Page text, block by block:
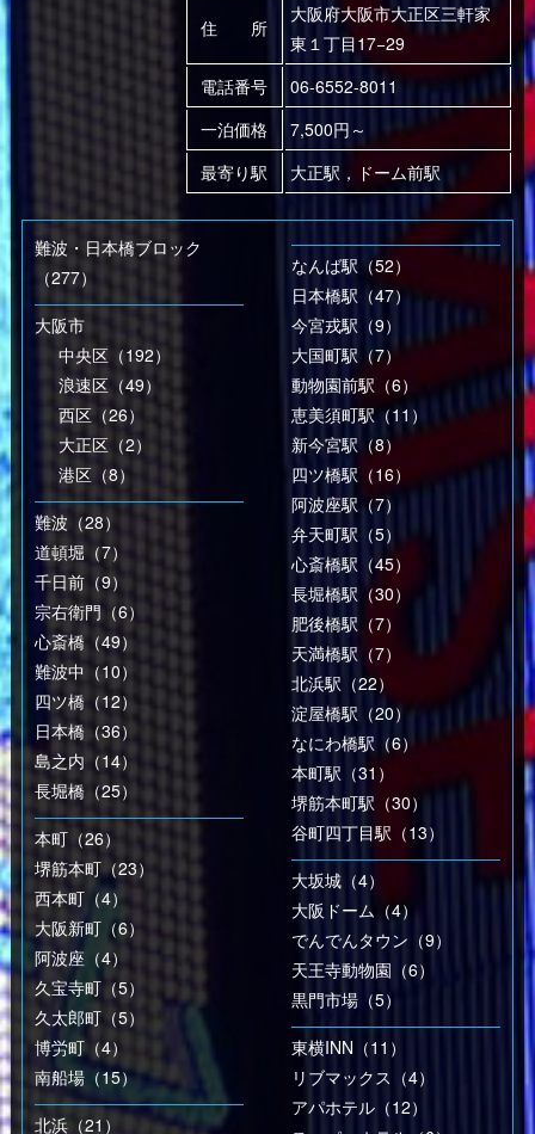
住 所
大阪府大阪市大正区三軒家
東１丁目17−29
電話番号
06-6552-8011
一泊価格
7,500円～
最寄り駅
大正駅，ドーム前駅
難波・日本橋ブロック
（277）
大阪市
中央区（192）
浪速区（49）
西区（26）
大正区（2）
港区（8）
難波（28）
道頓堀（7）
千日前（9）
宗右衛門（6）
心斎橋（49）
難波中（10）
四ツ橋（12）
日本橋（36）
島之内（14）
長堀橋（25）
本町（26）
堺筋本町（23）
西本町（4）
大阪新町（6）
阿波座（4）
久宝寺町（5）
久太郎町（5）
博労町（4）
南船場（15）
北浜（21）
なんば駅（52）
日本橋駅（47）
今宮戎駅（9）
大国町駅（7）
動物園前駅（6）
恵美須町駅（11）
新今宮駅（8）
四ツ橋駅（16）
阿波座駅（7）
弁天町駅（5）
心斎橋駅（45）
長堀橋駅（30）
肥後橋駅（7）
天満橋駅（7）
北浜駅（22）
淀屋橋駅（20）
なにわ橋駅（6）
本町駅（31）
堺筋本町駅（30）
谷町四丁目駅（13）
大坂城（4）
大阪ドーム（4）
でんでんタウン（9）
天王寺動物園（6）
黒門市場（5）
東横INN（11）
リブマックス（4）
アパホテル（12）